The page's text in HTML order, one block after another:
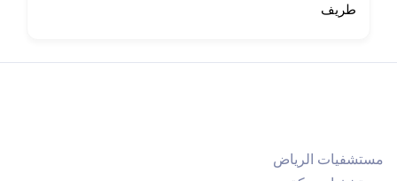
طريف
مستشفيات الرياض